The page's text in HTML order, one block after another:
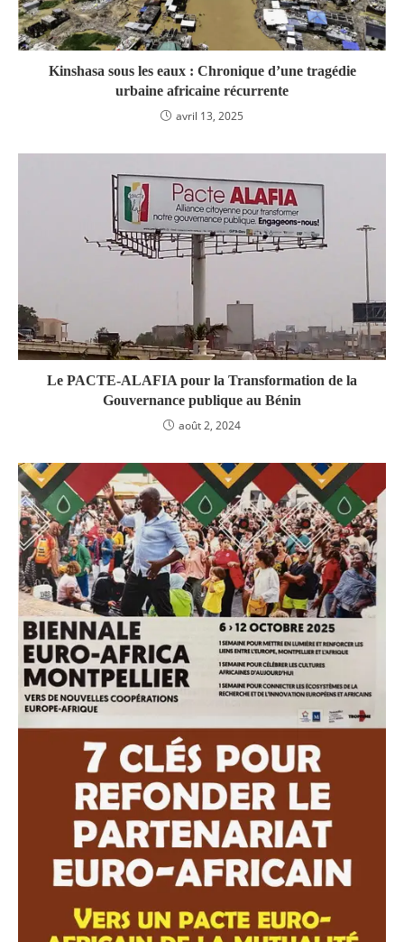
Kinshasa sous les eaux : Chronique d’une tragédie
urbaine africaine récurrente
avril 13, 2025
Le PACTE-ALAFIA pour la Transformation de la
Gouvernance publique au Bénin
août 2, 2024